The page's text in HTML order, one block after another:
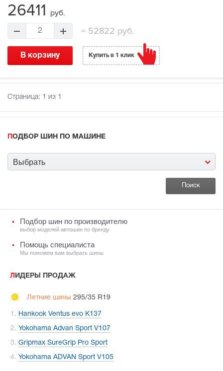
26411 руб.
2 =52822 руб.
В корзину Купить в 1 клик
Страница: 1 из 1
ПОДБОР ШИН ПО МАШИНЕ
Выбрать
Подбор шин по производителю
выбор моделей автошин по бренду
Помощь специалиста
Мы поможем вам выбрать шины
ЛИДЕРЫ ПРОДАЖ
Летние шины 295/35 R19
Hankook Ventus evo K137
Yokohama Advan Sport V107
Gripmax SureGrip Pro Sport
Yokohama ADVAN Sport V105